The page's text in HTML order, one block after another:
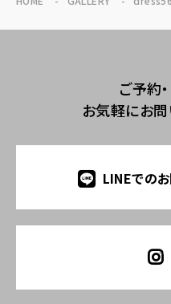
ご予約
お気軽にお
LINEでの